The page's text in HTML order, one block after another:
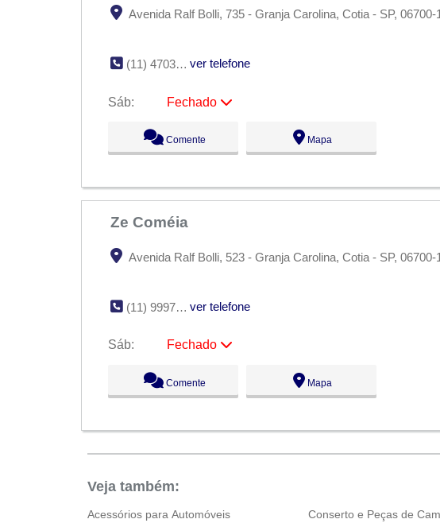
Avenida Ralf Bolli, 735 - Granja Carolina, Cotia - SP, 06700-
(11) 4703-5641 ver telefone
Sáb:
Fechado
09:00 - 18:00
Qua:
09:00 - 18:00
Sex:
09:00 - 18:00
Sáb:
Fechado
Dom:
Fechado
Comente Mapa
Ze Coméia
Avenida Ralf Bolli, 523 - Granja Carolina, Cotia - SP, 06700-
(11) 99972-7459 ver telefone
Sáb:
Fechado
09:00 - 18:00
Qua:
09:00 - 18:00
Sex:
09:00 - 18:00
Dom:
Fechado
Comente Mapa
Veja também:
Acessórios para Automóveis
Conserto e Peças de